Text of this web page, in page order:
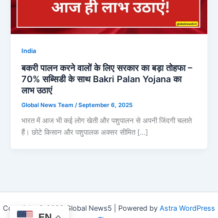
India
बकरी पालन करने वालों के लिए सरकार का बड़ा तोहफा –
70% सब्सिडी के साथ Bakri Palan Yojana का
लाभ उठाएं
Global News Team /September 6, 2025
भारत में आज भी कई लोग खेती और पशुपालन से अपनी जिंदगी चलाते
हैं। छोटे किसान और पशुपालक अक्सर सीमित […]
Copyright © 2026 Global News5 | Powered by Astra WordPress